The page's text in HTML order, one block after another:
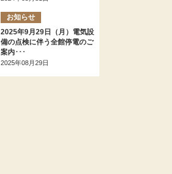
お知らせ
2025年9月29日（月）電気設
備の点検に伴う全館停電のご
案内･･･
2025年08月29日